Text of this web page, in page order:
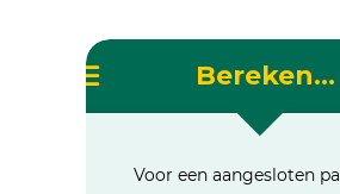
Bereken...
Voor een aangesloten